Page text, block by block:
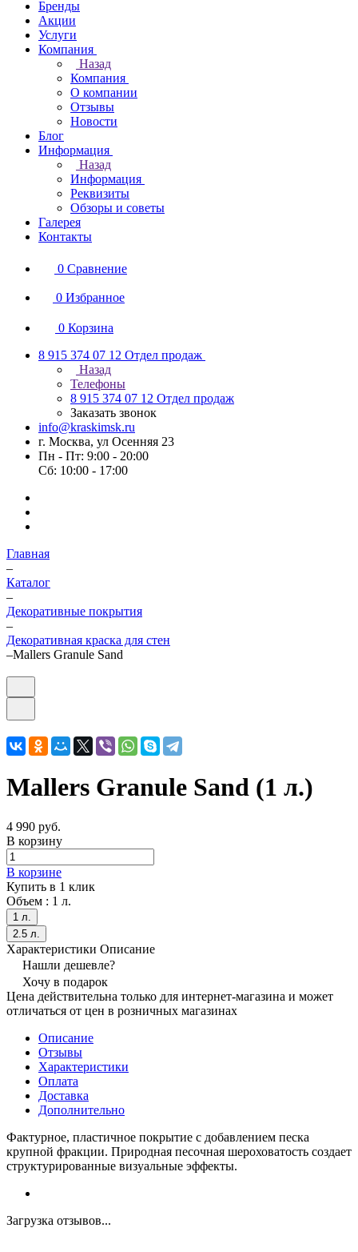
Бренды
Акции
Услуги
Компания
Назад
Компания
О компании
Отзывы
Новости
Блог
Информация
Назад
Информация
Реквизиты
Обзоры и советы
Галерея
Контакты
0 Сравнение
0 Избранное
0 Корзина
8 915 374 07 12 Отдел продаж
Назад
Телефоны
8 915 374 07 12 Отдел продаж
Заказать звонок
info@kraskimsk.ru
г. Москва, ул Осенняя 23
Пн - Пт: 9:00 - 20:00
Сб: 10:00 - 17:00
Главная
–
Каталог
–
Декоративные покрытия
–
Декоративная краска для стен
–Mallers Granule Sand
Mallers Granule Sand (1 л.)
4 990 руб.
В корзину
В корзине
Купить в 1 клик
Объем : 1 л.
1 л.
2.5 л.
Характеристики Описание
Нашли дешевле?
Хочу в подарок
Цена действительна только для интернет-магазина и может
отличаться от цен в розничных магазинах
Описание
Отзывы
Характеристики
Оплата
Доставка
Дополнительно
Фактурное, пластичное покрытие с добавлением песка
крупной фракции. Природная песочная шероховатость создает
структурированные визуальные эффекты.
Загрузка отзывов...